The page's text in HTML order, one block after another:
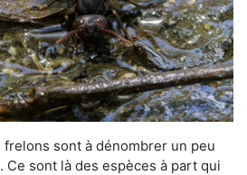
sont à dénombrer un peu
Ce sont là des espèces à part qui